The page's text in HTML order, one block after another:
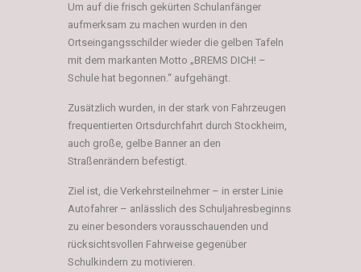
Um auf die frisch gekürten Schulanfänger
aufmerksam zu machen wurden in den
Ortseingangsschilder wieder die gelben Tafeln
mit dem markanten Motto „BREMS DICH! –
Schule hat begonnen.“ aufgehängt.
Zusätzlich wurden, in der stark von Fahrzeugen
frequentierten Ortsdurchfahrt durch Stockheim,
auch große, gelbe Banner an den
Straßenrändern befestigt.
Ziel ist, die Verkehrsteilnehmer – in erster Linie
Autofahrer – anlässlich des Schuljahresbeginns
zu einer besonders vorausschauenden und
rücksichtsvollen Fahrweise gegenüber
Schulkindern zu motivieren.